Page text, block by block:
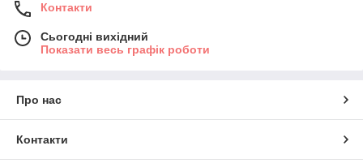
Контакти
Сьогодні вихідний
Показати весь графік роботи
Про нас
Контакти